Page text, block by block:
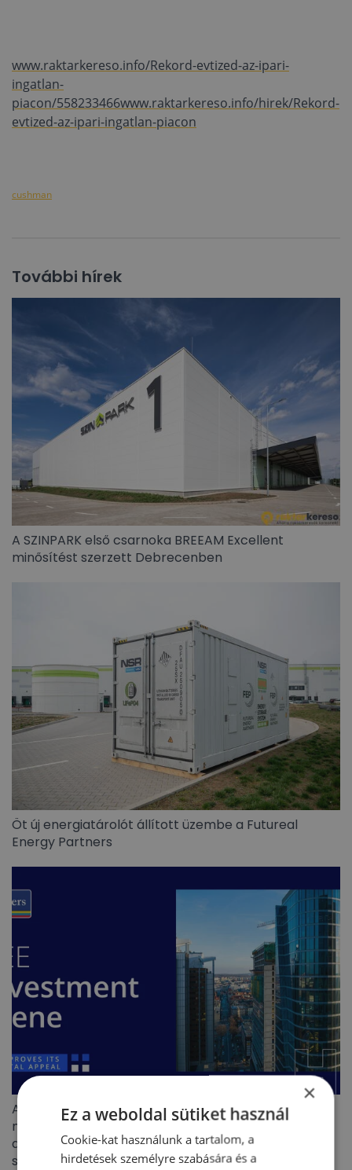
www.raktarkereso.info/Rekord-evtized-az-ipari-
ingatlan-
piacon/558233466www.raktarkereso.info/hirek/Rekord-
evtized-az-ipari-ingatlan-piacon
cushman
További hírek
A SZINPARK első csarnoka BREEAM Excellent
minősítést szerzett Debrecenben
Öt új energiatárolót állított üzembe a Futureal
Energy Partners
A CEE kereskedelmiingatlan-befektetési piac 5,8
milliárd eurós forgalmat ért el 2026 első félévében –
a befektetők visszatértek, de jóval szelektívebb
stratégiával
×
Ez a weboldal sütiket használ
Cookie-kat használunk a tartalom, a
hirdetések személyre szabására és a